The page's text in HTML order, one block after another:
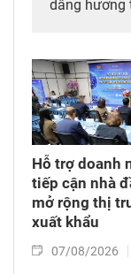
dâng hương
liệt sĩ và
Công viên
Thành phố
Hỗ trợ doanh
tiếp cận nhà
mở rộng thị
xuất khẩu
07/08/2026